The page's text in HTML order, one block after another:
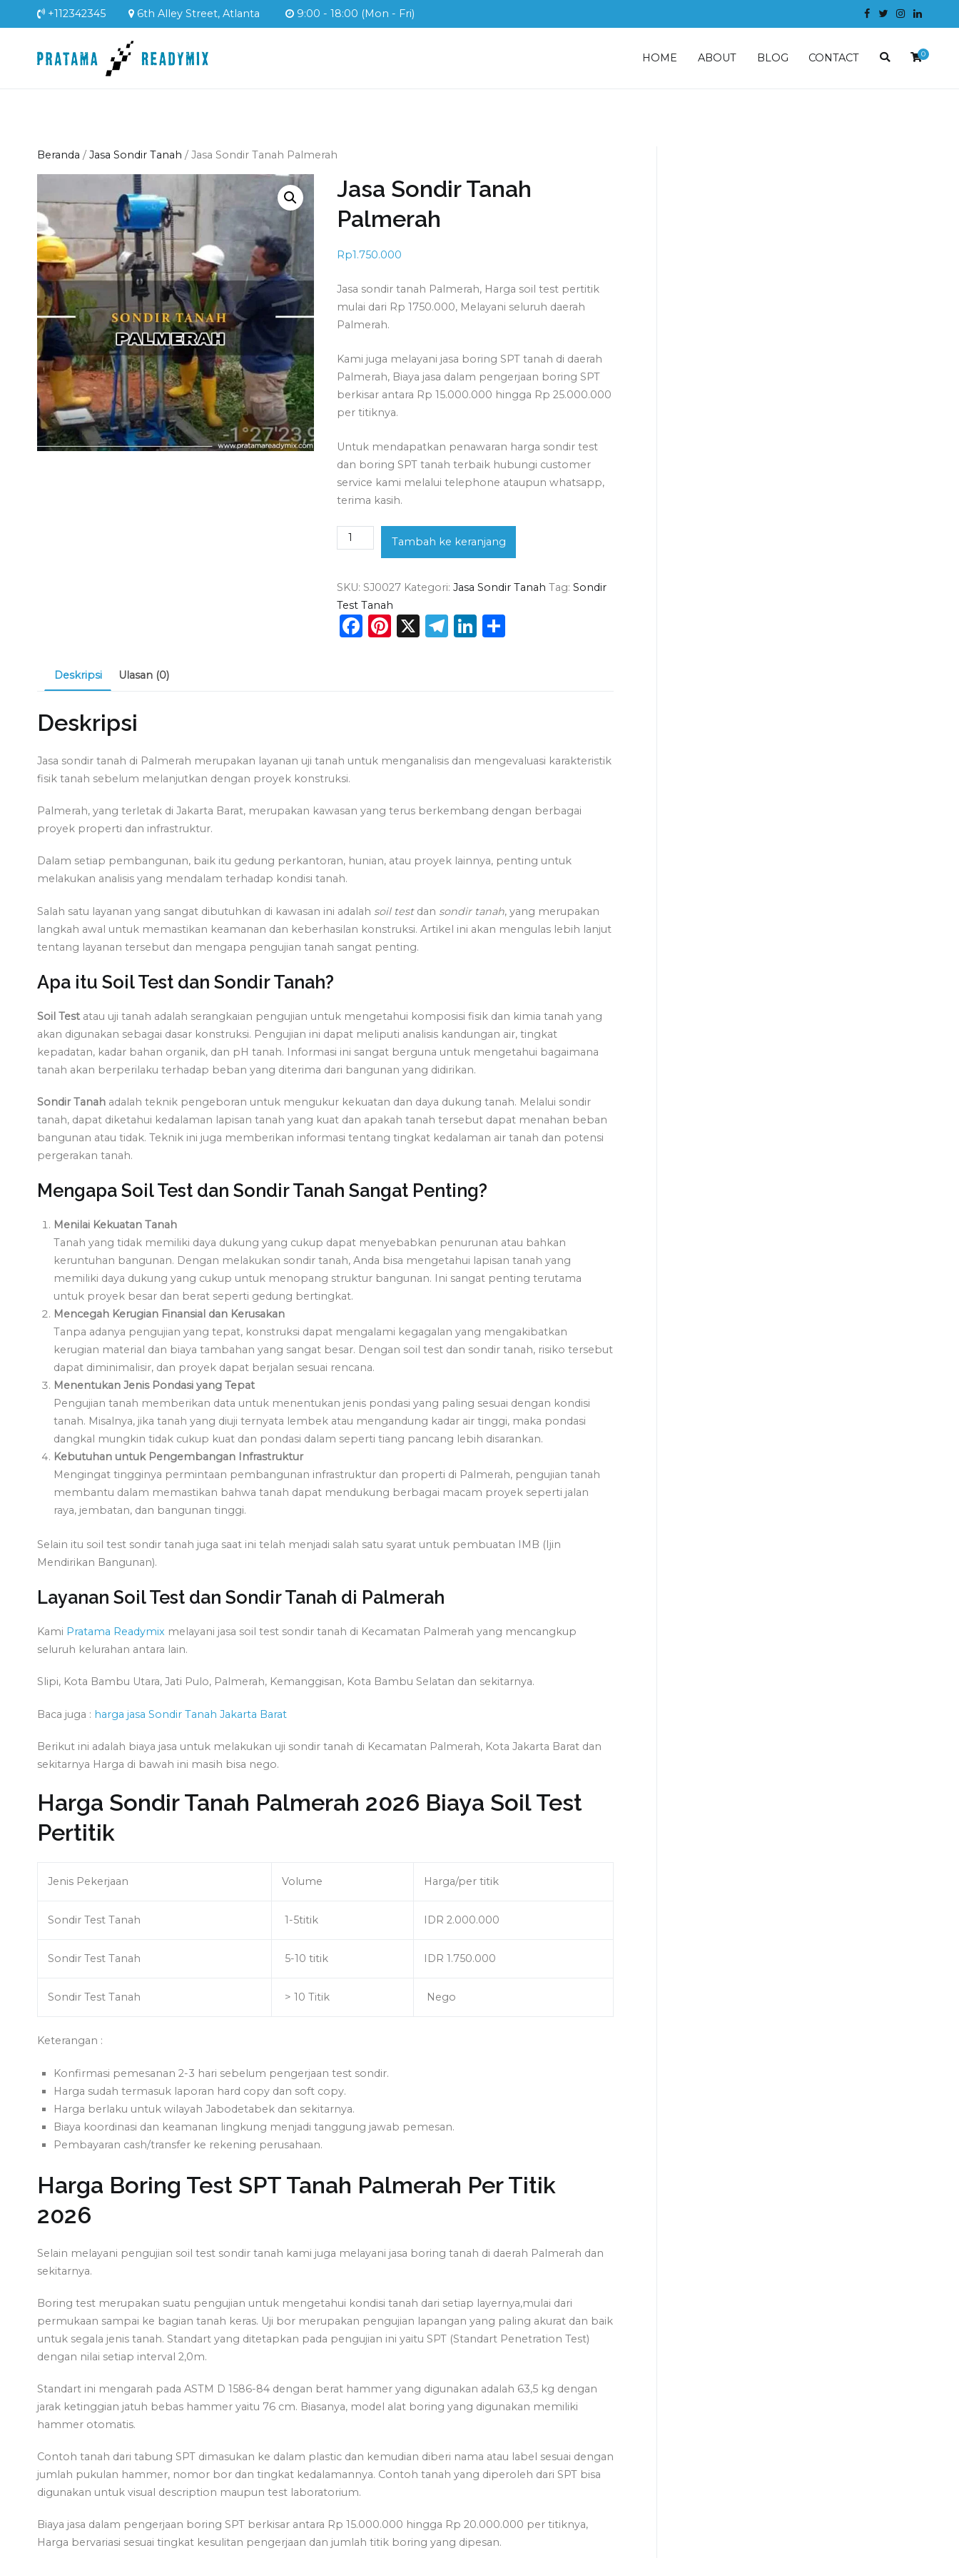
ke
+112342345 6th Alley Street, Atlanta 9:00 - 18:00 (Mon - Fri)
HOME ABOUT BLOG CONTACT 0
Beranda / Jasa Sondir Tanah / Jasa Sondir Tanah Palmerah
Jasa Sondir Tanah
Palmerah
Rp1.750.000
Jasa sondir tanah Palmerah, Harga soil test pertitik
mulai dari Rp 1750.000, Melayani seluruh daerah
Palmerah.
Kami juga melayani jasa boring SPT tanah di daerah
Palmerah, Biaya jasa dalam pengerjaan boring SPT
berkisar antara Rp 15.000.000 hingga Rp 25.000.000
per titiknya.
Untuk mendapatkan penawaran harga sondir test
dan boring SPT tanah terbaik hubungi customer
service kami melalui telephone ataupun whatsapp,
terima kasih.
Kuantitas
Jasa
Tanah
Palmerah
Tambah ke keranjang
SKU:SJ0027 Kategori:Jasa Sondir Tanah Tag:Sondir
Test Tanah
Facebook
Pinterest
X Telegram
LinkedIn
Deskripsi Ulasan (0)
Deskripsi
Jasa sondir tanah di Palmerah merupakan layanan uji tanah untuk menganalisis dan mengevaluasi karakteristik
fisik tanah sebelum melanjutkan dengan proyek konstruksi.
Palmerah, yang terletak di Jakarta Barat, merupakan kawasan yang terus berkembang dengan berbagai
proyek properti dan infrastruktur.
Dalam setiap pembangunan, baik itu gedung perkantoran, hunian, atau proyek lainnya, penting untuk
melakukan analisis yang mendalam terhadap kondisi tanah.
Salah satu layanan yang sangat dibutuhkan di kawasan ini adalah soil testdan sondir tanah, yang merupakan
langkah awal untuk memastikan keamanan dan keberhasilan konstruksi. Artikel ini akan mengulas lebih lanjut
tentang layanan tersebut dan mengapa pengujian tanah sangat penting.
Apa itu Soil Test dan Sondir Tanah?
Soil Test atau uji tanah adalah serangkaian pengujian untuk mengetahui komposisi fisik dan kimia tanah yang
akan digunakan sebagai dasar konstruksi. Pengujian ini dapat meliputi analisis kandungan air, tingkat
kepadatan, kadar bahan organik, dan pH tanah. Informasi ini sangat berguna untuk mengetahui bagaimana
tanah akan berperilaku terhadap beban yang diterima dari bangunan yang didirikan.
Sondir Tanah adalah teknik pengeboran untuk mengukur kekuatan dan daya dukung tanah. Melalui sondir
tanah, dapat diketahui kedalaman lapisan tanah yang kuat dan apakah tanah tersebut dapat menahan beban
bangunan atau tidak. Teknik ini juga memberikan informasi tentang tingkat kedalaman air tanah dan potensi
pergerakan tanah.
Mengapa Soil Test dan Sondir Tanah Sangat Penting?
Menilai Kekuatan Tanah
Tanah yang tidak memiliki daya dukung yang cukup dapat menyebabkan penurunan atau bahkan
keruntuhan bangunan. Dengan melakukan sondir tanah, Anda bisa mengetahui lapisan tanah yang
memiliki daya dukung yang cukup untuk menopang struktur bangunan. Ini sangat penting terutama
untuk proyek besar dan berat seperti gedung bertingkat.
Mencegah Kerugian Finansial dan Kerusakan
Tanpa adanya pengujian yang tepat, konstruksi dapat mengalami kegagalan yang mengakibatkan
kerugian material dan biaya tambahan yang sangat besar. Dengan soil test dan sondir tanah, risiko tersebut
dapat diminimalisir, dan proyek dapat berjalan sesuai rencana.
Menentukan Jenis Pondasi yang Tepat
Pengujian tanah memberikan data untuk menentukan jenis pondasi yang paling sesuai dengan kondisi
tanah. Misalnya, jika tanah yang diuji ternyata lembek atau mengandung kadar air tinggi, maka pondasi
dangkal mungkin tidak cukup kuat dan pondasi dalam seperti tiang pancang lebih disarankan.
Kebutuhan untuk Pengembangan Infrastruktur
Mengingat tingginya permintaan pembangunan infrastruktur dan properti di Palmerah, pengujian tanah
membantu dalam memastikan bahwa tanah dapat mendukung berbagai macam proyek seperti jalan
raya, jembatan, dan bangunan tinggi.
Selain itu soil test sondir tanah juga saat ini telah menjadi salah satu syarat untuk pembuatan IMB (Ijin
Mendirikan Bangunan).
Layanan Soil Test dan Sondir Tanah di Palmerah
Kami Pratama Readymix melayani jasa soil test sondir tanah di Kecamatan Palmerah yang mencangkup
seluruh kelurahan antara lain.
Slipi, Kota Bambu Utara, Jati Pulo, Palmerah, Kemanggisan, Kota Bambu Selatan dan sekitarnya.
Baca juga : harga jasa Sondir Tanah Jakarta Barat
Berikut ini adalah biaya jasa untuk melakukan uji sondir tanah di Kecamatan Palmerah, Kota Jakarta Barat dan
sekitarnya Harga di bawah ini masih bisa nego.
Harga Sondir Tanah Palmerah 2026 Biaya Soil Test
Pertitik
Jenis Pekerjaan Volume Harga/per titik
Sondir Test Tanah 1-5titik IDR 2.000.000
Sondir Test Tanah 5-10 titik IDR 1.750.000
Sondir Test Tanah > 10 Titik Nego
Keterangan :
Konfirmasi pemesanan 2-3 hari sebelum pengerjaan test sondir.
Harga sudah termasuk laporan hard copy dan soft copy.
Harga berlaku untuk wilayah Jabodetabek dan sekitarnya.
Biaya koordinasi dan keamanan lingkung menjadi tanggung jawab pemesan.
Pembayaran cash/transfer ke rekening perusahaan.
Harga Boring Test SPT Tanah Palmerah Per Titik
2026
Selain melayani pengujian soil test sondir tanah kami juga melayani jasa boring tanah di daerah Palmerah dan
sekitarnya.
Boring test merupakan suatu pengujian untuk mengetahui kondisi tanah dari setiap layernya,mulai dari
permukaan sampai ke bagian tanah keras. Uji bor merupakan pengujian lapangan yang paling akurat dan baik
untuk segala jenis tanah. Standart yang ditetapkan pada pengujian ini yaitu SPT (Standart Penetration Test)
dengan nilai setiap interval 2,0m.
Standart ini mengarah pada ASTM D 1586-84 dengan berat hammer yang digunakan adalah 63,5 kg dengan
jarak ketinggian jatuh bebas hammer yaitu 76 cm. Biasanya, model alat boring yang digunakan memiliki
hammer otomatis.
Contoh tanah dari tabung SPT dimasukan ke dalam plastic dan kemudian diberi nama atau label sesuai dengan
jumlah pukulan hammer, nomor bor dan tingkat kedalamannya. Contoh tanah yang diperoleh dari SPT bisa
digunakan untuk visual description maupun test laboratorium.
Biaya jasa dalam pengerjaan boring SPT berkisar antara Rp 15.000.000 hingga Rp 20.000.000 per titiknya,
Harga bervariasi sesuai tingkat kesulitan pengerjaan dan jumlah titik boring yang dipesan.